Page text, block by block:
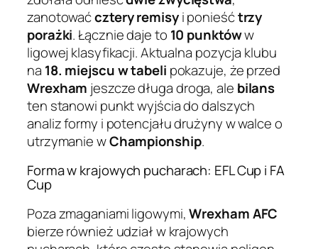
zanotowaćcztery remisyi ponieśćtrzy
porażki. Łącznie daje to 10 punktóww
ligowej klasyfikacji. Aktualna pozycja klubu
na 18. miejscu w tabeli pokazuje, że przed
Wrexham jeszcze długa droga, ale bilans
ten stanowi punkt wyjścia do dalszych
analiz formy i potencjału drużyny w walce o
utrzymanie wChampionship.
Forma w krajowych pucharach: EFL Cup i FA
Cup
Poza zmaganiami ligowymi,Wrexham AFC
bierze również udział w krajowych